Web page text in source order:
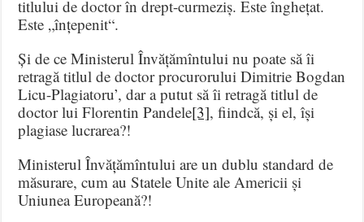
titlului de doctor în drept-curmeziș. Este înghețat.
Este „înțepenit“.
Și de ce Ministerul Învățămîntului nu poate să îi
retragă titlul de doctor procurorului Dimitrie Bogdan
Licu-Plagiatoru’, dar a putut să îi retragă titlul de
doctor lui Florentin Pandele[3], fiindcă, și el, își
plagiase lucrarea?!
Ministerul Învățămîntului are un dublu standard de
măsurare, cum au Statele Unite ale Americii și
Uniunea Europeană?!